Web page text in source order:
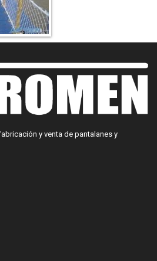
y venta de pantalanes y